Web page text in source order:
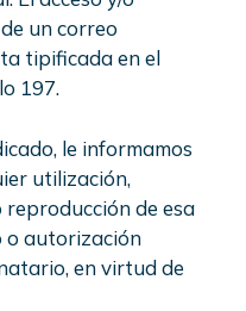
un correo
tipificada en el
197.
le informamos
utilización,
de esa
o autorización
en virtud de